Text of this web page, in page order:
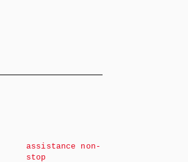
assistance non-
stop